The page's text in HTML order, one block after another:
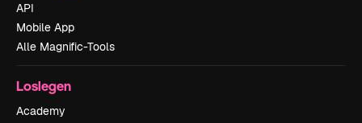
API
Mobile App
Alle Magnific-Tools
Loslegen
Academy